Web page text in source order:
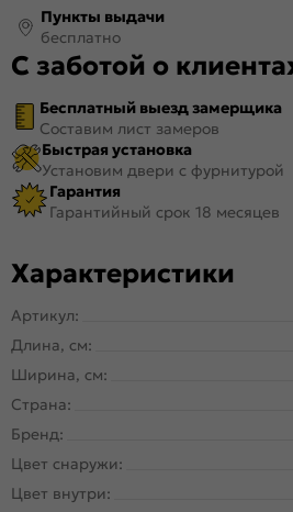
Пункты выдачи
бесплатно
С заботой о
Бесплатный выезд замерщика
Составим лист замеров
Быстрая установка
Установим двери с фурнитурой
Гарантия
Гарантийный срок 18 месяцев
Характеристики
Артикул:
Длина, см:
Ширина, см:
Страна:
Бренд:
Цвет снаружи:
Цвет внутри: